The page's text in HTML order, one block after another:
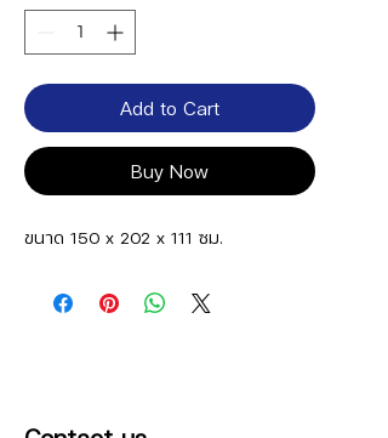
Add to Cart
Buy Now
ขนาด 150 x 202 x 111 ซม.